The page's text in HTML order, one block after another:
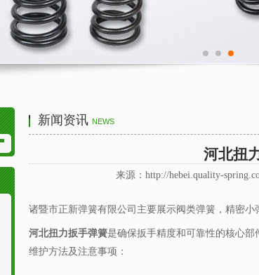
新闻资讯 NEWS
河北扭
来源：http://hebei.quality-
诸暨市正新弹簧有限公司主要展示阀类弹簧 ，精密
河北扭力扳手弹簧是确保扳手精度和可靠性的核心
维护方法及注意事项：